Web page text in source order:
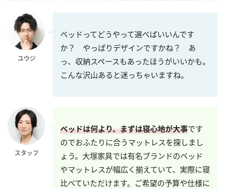
ユウジ
ベッドってどうやって選べばいいんです
か？ やっぱりデザインですかね？ あ
っ、収納スペースもあったほうがいいかも。
こんな沢山あると迷っちゃいますね。
スタッフ
ベッドは何より、まずは寝心地が大事です
のでおふたりに合うマットレスを探しまし
ょう。大塚家具では有名ブランドのベッド
やマットレスが幅広く揃えていて、実際に寝
比べていただけます。ご希望の予算や仕様に